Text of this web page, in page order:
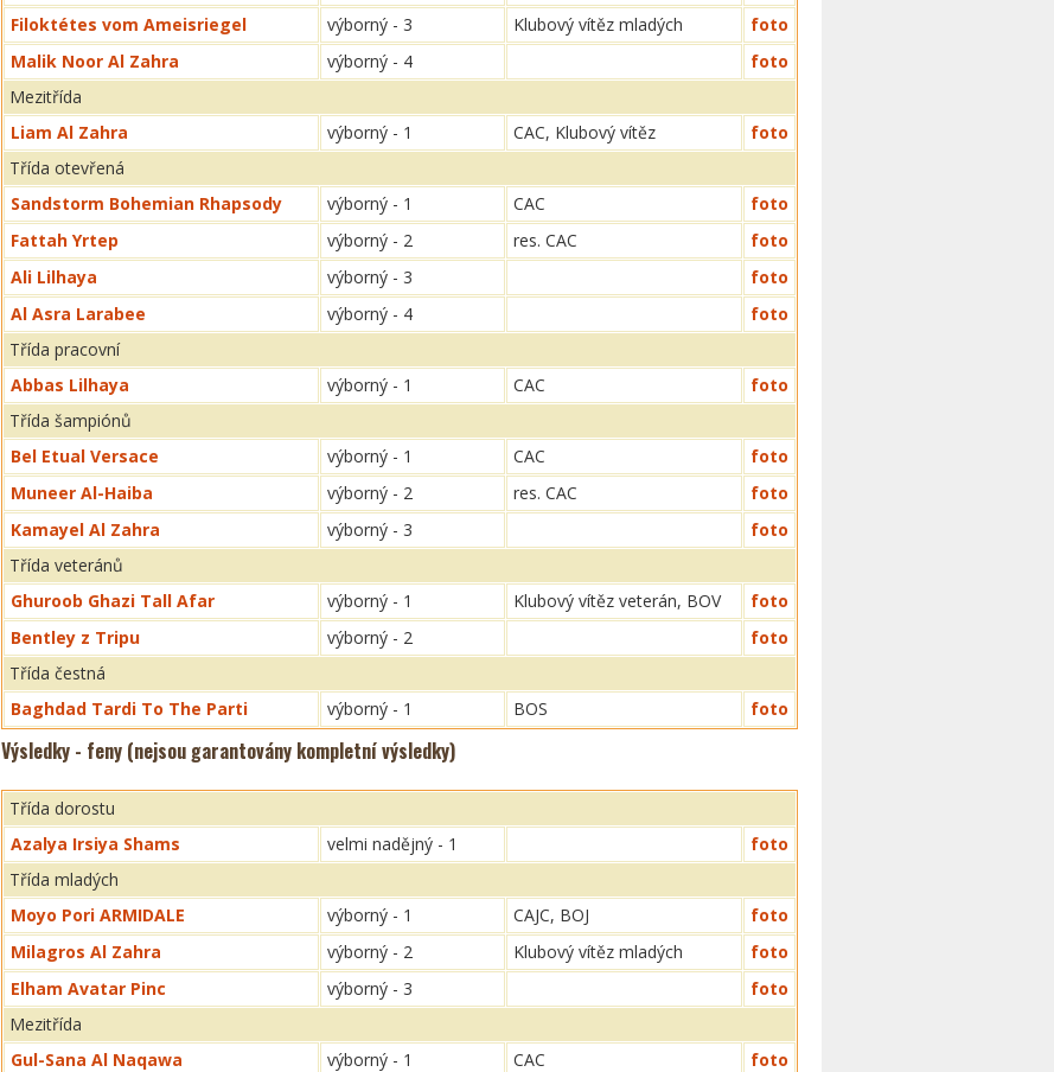
Filoktétes vom Ameisriegel
výborný - 3 Klubový vítěz mladých
foto
Malik Noor Al Zahra
výborný - 4
foto
Mezitřída
Liam Al Zahra
výborný - 1 CAC, Klubový vítěz
foto
Třída otevřená
Sandstorm Bohemian Rhapsody
výborný - 1 CAC
foto
Fattah Yrtep
výborný - 2 res. CAC
foto
Ali Lilhaya
výborný - 3
foto
Al Asra Larabee
výborný - 4
foto
Třída pracovní
Abbas Lilhaya
výborný - 1 CAC
foto
Třída šampiónů
Bel Etual Versace
výborný - 1 CAC
foto
Muneer Al-Haiba
výborný - 2 res. CAC
foto
Kamayel Al Zahra
výborný - 3
foto
Třída veteránů
Ghuroob Ghazi Tall Afar
výborný - 1 Klubový vítěz veterán, BOV
foto
Bentley z Tripu
výborný - 2
foto
Třída čestná
Baghdad Tardi To The Parti
výborný - 1 BOS foto
Výsledky - feny (nejsou garantovány kompletní výsledky)
Třída dorostu
Azalya Irsiya Shams
velmi nadějný - 1
foto
Třída mladých
Moyo Pori ARMIDALE
výborný - 1 CAJC, BOJ
foto
Milagros Al Zahra
výborný - 2 Klubový vítěz mladých
foto
Elham Avatar Pinc
výborný - 3
foto
Mezitřída
Gul-Sana Al Naqawa
výborný - 1 CAC
foto